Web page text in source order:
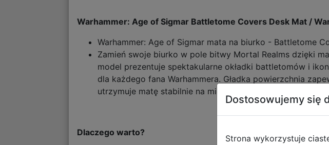
Warhammer: Age of Sigmar Battletome Covers Desk Mat /
Warhammer: Age of Sigmar mata na biurko - Battletome
Zamień swoje biurko w pole bitwy Mortal Realms dzięki
model prezentuje spektakularne okładki battletomów i
dla każdego fana Warhammera. Gładka powierzchnia
utrzymuje matę stabilnie na miejscu.
Dlaczego warto?
Dostosowujemy się
Strona wykorzystuje